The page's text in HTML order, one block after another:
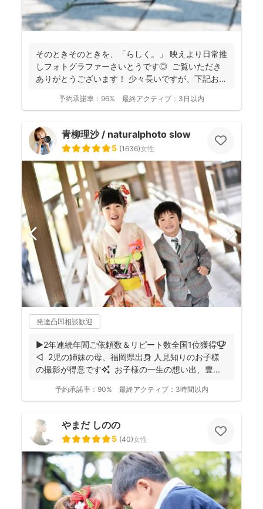
そのときそのときを、「らしく。」 映えより日常推
しフォトグラファーさいとうです◎ ご覧いただき
ありがとうございます！ 少々長いですが、下記お読
予約承諾率： 96% 最終アクティブ： 3日以内
青柳理沙 / naturalphoto slow
5 (1636)女性
発達凸凹相談歓迎
▶︎2年連続年間ご依頼数＆リピート数全国1位獲得🏆
◁ 2児の姉妹の母、福岡県出身 人見知りのお子様
の撮影が得意です✨ お子様の一生の想い出、豊...
予約承諾率： 90% 最終アクティブ： 3時間以内
やまだ しのの
5 (40)女性